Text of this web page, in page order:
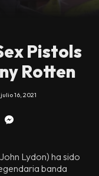
Pistols
Rotten
julio 16, 2021
Lydon) ha sido
banda